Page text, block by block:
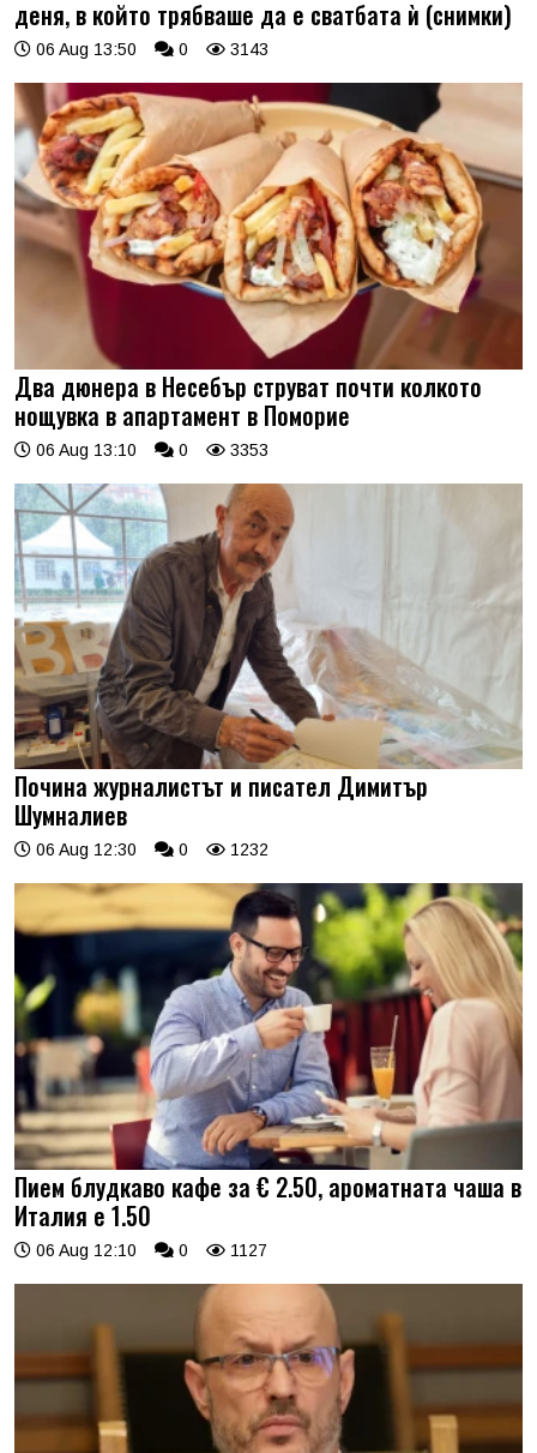
деня, в който трябваше да е сватбата ѝ (снимки)
06 Aug 13:50 0 3143
Два дюнера в Несебър струват почти колкото
нощувка в апартамент в Поморие
06 Aug 13:10 0 3353
Почина журналистът и писател Димитър
Шумналиев
06 Aug 12:30 0 1232
Пием блудкаво кафе за € 2.50, ароматната чаша в
Италия е 1.50
06 Aug 12:10 0 1127